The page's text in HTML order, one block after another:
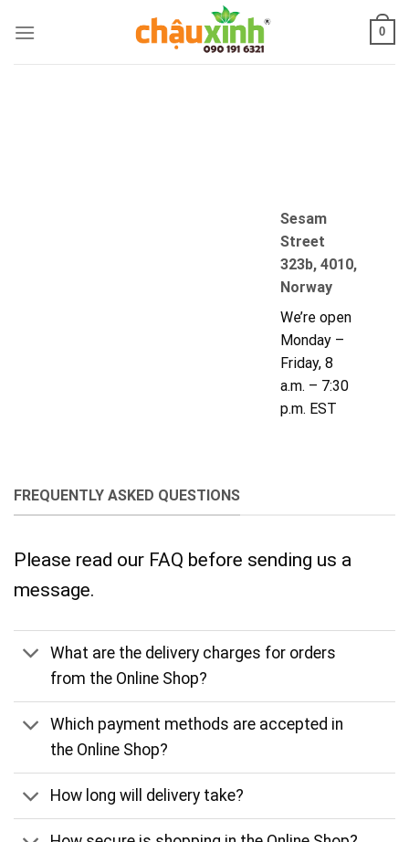
0
Sesam
Street
323b, 4010,
Norway
We’re open
Monday –
Friday, 8
a.m. – 7:30
p.m. EST
FREQUENTLY ASKED QUESTIONS
Please read our FAQ before sending us a
message.
What are the delivery charges for orders
from the Online Shop?
Which payment methods are accepted in
the Online Shop?
How long will delivery take?